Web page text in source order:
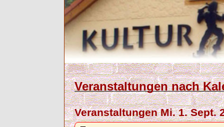
Veranstaltungen nach
Veranstaltungen Mi. 1. Sept.